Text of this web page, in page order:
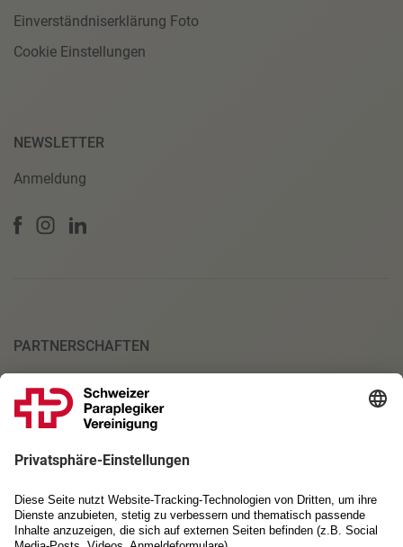
Einverständniserklärung Foto
Cookie Einstellungen
NEWSLETTER
Anmeldung
PARTNERSCHAFTEN